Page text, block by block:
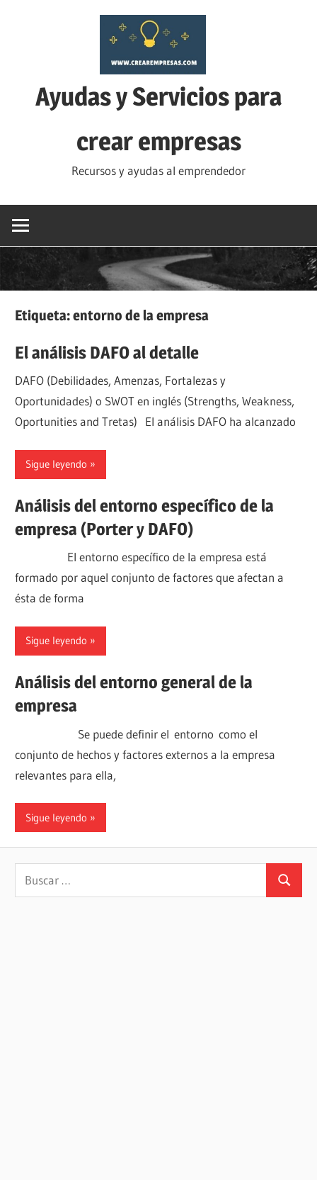
Ayudas y Servicios para
crear empresas
Recursos y ayudas al emprendedor
Etiqueta:entorno de la empresa
El análisis DAFO al detalle
DAFO (Debilidades, Amenzas, Fortalezas y
Oportunidades) o SWOT en inglés (Strengths, Weakness,
Oportunities and Tretas) El análisis DAFO ha alcanzado
Sigue leyendo
Análisis del entorno específico de la
empresa (Porter y DAFO)
El entorno específico de la empresa está
formado por aquel conjunto de factores que afectan a
ésta de forma
Sigue leyendo
Análisis del entorno general de la
empresa
Se puede definir el entorno como el
conjunto de hechos y factores externos a la empresa
relevantes para ella,
Sigue leyendo
Buscar:
Buscar